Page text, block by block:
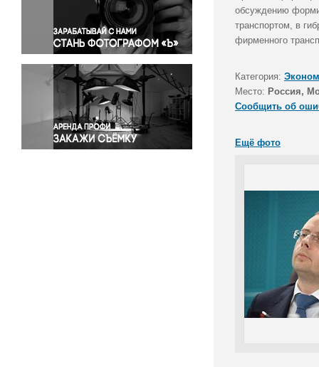
Правосудие
Происшествия и конфликты
Религия
Светская жизнь
Спорт
Экология
Экономика и бизнес
обсуждению
транспортом, в
фирменного
Категория:
Место: Россия,
Сообщить об
Ещё фото